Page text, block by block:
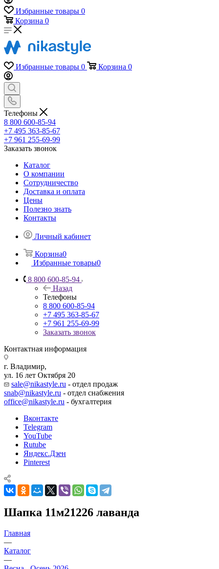
Избранные товары 0
Корзина 0
Избранные товары 0 Корзина 0
Телефоны
8 800 600-85-94
+7 495 363-85-67
+7 961 255-69-99
Заказать звонок
Каталог
О компании
Сотрудничество
Доставка и оплата
Цены
Полезно знать
Контакты
Личный кабинет
Корзина0
Избранные товары0
8 800 600-85-94
Назад
Телефоны
8 800 600-85-94
+7 495 363-85-67
+7 961 255-69-99
Заказать звонок
Контактная информация
г. Владимир,
ул. 16 лет Октября 20
sale@nikastyle.ru - отдел продаж
snab@nikastyle.ru - отдел снабжения
office@nikastyle.ru - бухгалтерия
Вконтакте
Telegram
YouTube
Rutube
Яндекс.Дзен
Pinterest
Шапка 11м21226 лаванда
Главная
—
Каталог
—